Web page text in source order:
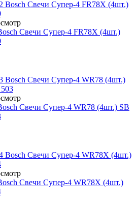
Свечи Супер-4 FR78Х (4шт.)
Свечи Супер-4 WR78 (4шт.) SB
Свечи Супер-4 WR78Х (4шт.)